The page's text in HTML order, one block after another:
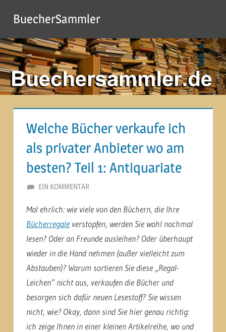
Inhalt
springen
BuecherSammler
Welche Bücher verkaufe ich
als privater Anbieter wo am
besten? Teil 1: Antiquariate
29. NOVEMBER 2013
MARTINA BERG
EIN KOMMENTAR
Mal ehrlich: wie viele von den Büchern, die Ihre
Bücherregaleverstopfen, werden Sie wohl nochmal
lesen? Oder an Freunde ausleihen? Oder überhaupt
wieder in die Hand nehmen (außer vielleicht zum
Abstauben)? Warum sortieren Sie diese „Regal-
Leichen“ nicht aus, verkaufen die Bücher und
besorgen sich dafür neuen Lesestoff? Sie wissen
nicht, wie? Okay, dann sind Sie hier genau richtig:
ich zeige Ihnen in einer kleinen Artikelreihe, wo und